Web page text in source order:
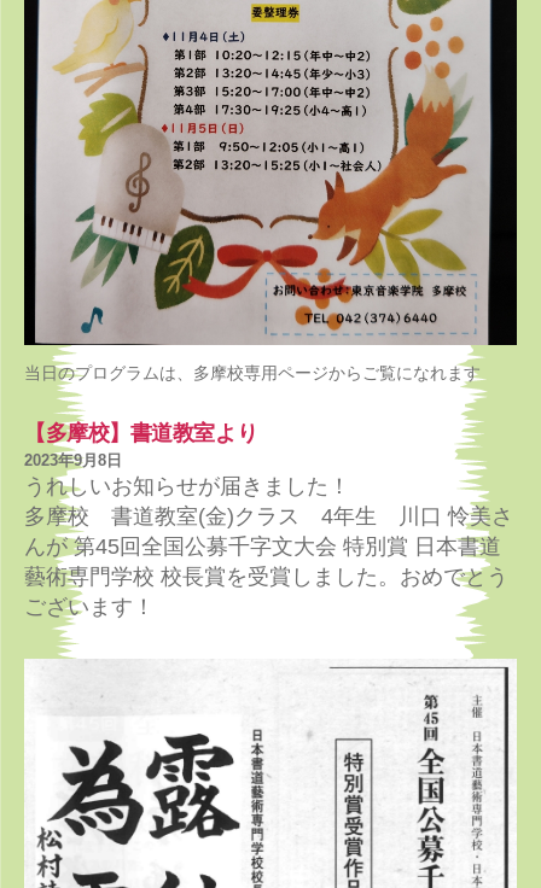
当日のプログラムは、多摩校専用ページからご覧になれます
【多摩校】書道教室より
2023年9月8日
うれしいお知らせが届きました！
多摩校 書道教室(金)クラス 4年生 川口 怜美さ
んが 第45回全国公募千字文大会 特別賞 日本書道
藝術専門学校 校長賞を受賞しました。おめでとう
ございます！